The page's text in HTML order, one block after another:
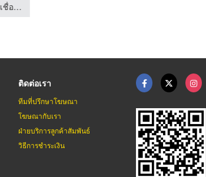
โรงงานผลิตน้ำเชื่อม ไซรัป ซอสเคลือบ OEM
ติดต่อเรา
ทีมที่ปรึกษาโฆษณา
โฆษณากับเรา
ฝ่ายบริการลูกค้าสัมพันธ์
วิธีการชำระเงิน